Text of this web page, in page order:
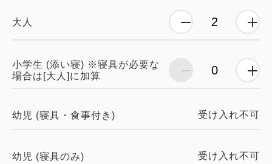
大人
小学生 (添い寝) ※寝具が必要な
場合は[大人]に加算
幼児 (寝具・食事付き) 受け入れ不可
幼児 (寝具のみ) 受け入れ不可